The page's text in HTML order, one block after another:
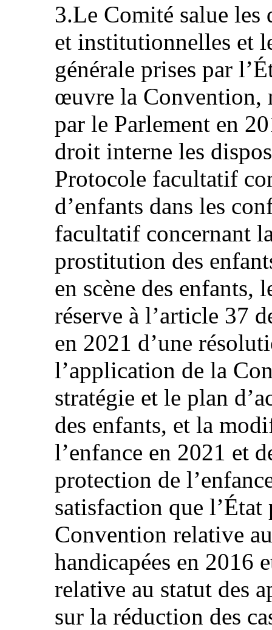
3.Le Comité salue les
et institutionnelles et
générale prises par
œuvre la Convention,
par le Parlement en
droit interne les
Protocole facultatif
d’enfants dans les
facultatif concernant
prostitution des
en scène des enfants,
réserve à l’article 37
en 2021 d’une
l’application de la
stratégie et le plan
des enfants, et la
l’enfance en 2021 et
protection de
satisfaction que
Convention relative
handicapées en 2016
relative au statut des
sur la réduction des